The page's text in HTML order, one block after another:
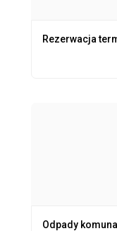
Rezerwacja
Odpady